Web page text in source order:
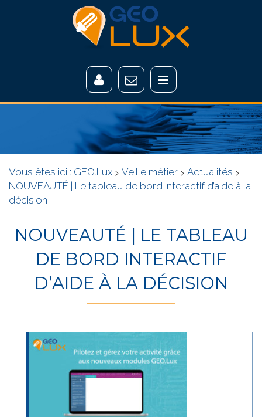
Vous êtes ici : GEO.Lux > Veille métier > Actualités >
NOUVEAUTÉ | Le tableau de bord interactif d’aide à la
décision
NOUVEAUTÉ | LE TABLEAU
DE BORD INTERACTIF
D’AIDE À LA DÉCISION